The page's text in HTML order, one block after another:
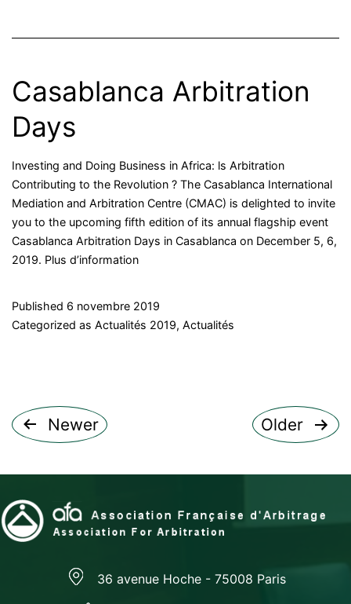
Casablanca Arbitration
Days
Investing and Doing Business in Africa: ls Arbitration
Contributing to the Revolution ? The Casablanca International
Mediation and Arbitration Centre (CMAC) is delighted to invite
you to the upcoming fifth edition of its annual flagship event
Casablanca Arbitration Days in Casablanca on December 5, 6,
2019. Plus d’information
Published 6 novembre 2019
Categorized as Actualités 2019, Actualités
Pagination
des
publications
Newer Older
36 avenue Hoche - 75008 Paris